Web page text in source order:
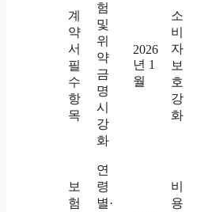
계
약
서
필
수
항
목
험
및
위
약
금
명
시
강
화
2026
년 1
월
소
비
자
보
호
강
화
보
험
연
령
별·
비
용